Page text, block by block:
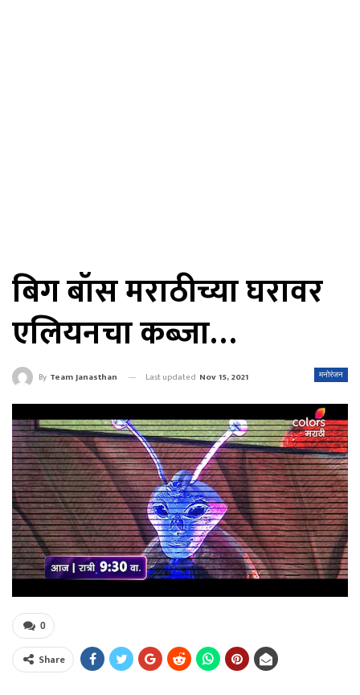
बिग बॉस मराठीच्या घरावर
एलियनचा कब्जा…
मनोरंजन
By Team Janasthan Last updated Nov 15, 2021
0
Share